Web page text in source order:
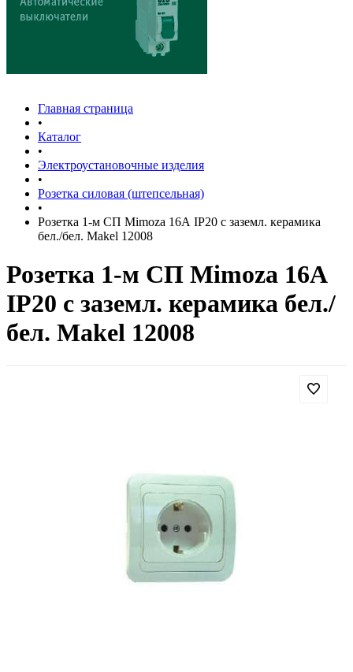
Главная страница
•
Каталог
•
Электроустановочные изделия
•
Розетка силовая (штепсельная)
•
Розетка 1-м СП Mimoza 16А IP20 с заземл. керамика
бел./бел. Makel 12008
Розетка 1-м СП Mimoza 16А
IP20 с заземл. керамика бел./
бел. Makel 12008